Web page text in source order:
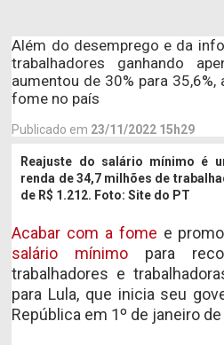
Além do desemprego e da
trabalhadores ganhando
aumentou de 30% para
fome no país
Publicado em 23/11/2022 15h29
Reajuste do salário mínimo é
renda de 34,7 milhões de
de R$ 1.212. Foto: Site do PT
Acabar com a fome e
salário mínimo para
trabalhadores e
para Lula, que inicia seu
República em 1º de janeiro